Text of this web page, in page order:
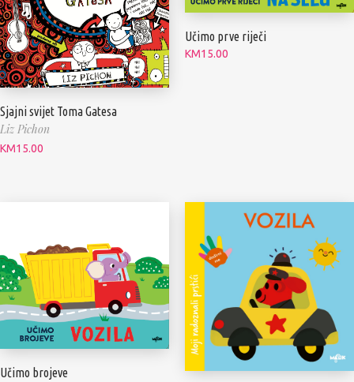
Sjajni svijet Toma Gatesa
Liz Pichon
KM15.00
Učimo prve riječi
KM15.00
Učimo brojeve